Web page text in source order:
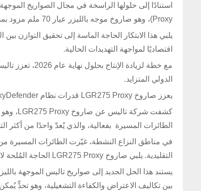
Proxy)، وهو صاروخ موجه بالليزر عيار 70 ملم مزود بمستشعر القرب، مصمم خصيصًا لتحييد الطائرات المسيّرة بدقة وفعالية.
يلبي هذا الابتكار الحاجة الماسة إلى تحقيق التوازن
اقتصاديًا لمواجهة التهديدات الحالية.
مع خطة لزيادة
الدولي المتزايد.
يعزز صاروخ LGR275 Proxy قدرات نظام SkyDefender، وهو نظام دفاع جوي وصاروخي متكامل متعدد الطبقات والمجالات من تاليس.
الطائرات المسيرة بفعالية، والذي يُعدّ واحدًا من أكثر
التقليدية. يلبي صاروخ LGR275 Proxy الحاجة المُلحة لاستعادة فعالية التكلفة في عمليات مكافحة الطائرات المسيرة.
يستند هذا الحل الجديد إلى صواريخ تاليس الموجهة
بين تكاليف الاعتراض والكفاءة التشغيلية، وهو تحدٍّ